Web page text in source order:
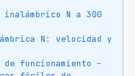
inalámbrico N a 300
N: velocidad y
de funcionamiento –